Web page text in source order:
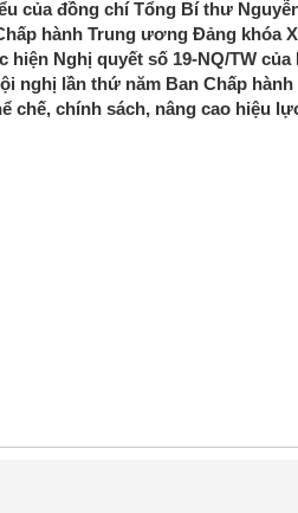
của đồng chí Tổng Bí thư
hành Trung ương Đảng khóa
hiện Nghị quyết số 19-NQ/TW
nghị lần thứ năm Ban Chấp
chế, chính sách, nâng cao hiệu